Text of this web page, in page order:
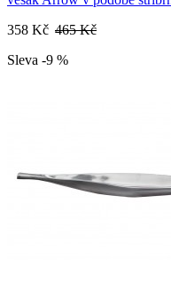
358 Kč 465 Kč
Sleva -9 %